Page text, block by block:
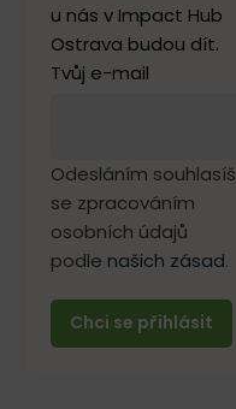
u nás v Impact Hub
Ostrava budou dít.
Tvůj e-mail
Odesláním souhlasíš
se zpracováním
osobních údajů
podle našich zásad.